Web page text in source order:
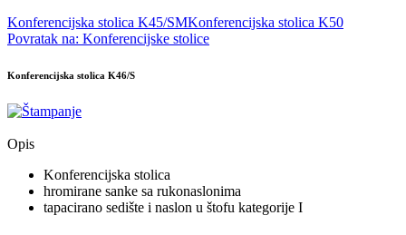
Konferencijska stolica K45/SMKonferencijska stolica K50
Povratak na: Konferencijske stolice
Konferencijska stolica K46/S
Opis
Konferencijska stolica
hromirane sanke sa rukonaslonima
tapacirano sedište i naslon u štofu kategorije I